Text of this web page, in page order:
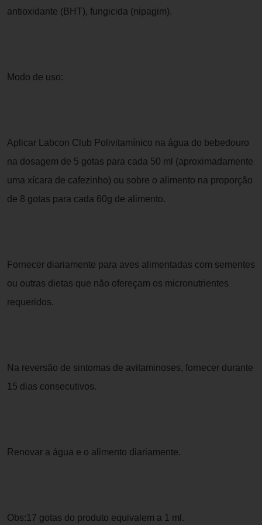
antioxidante (BHT), fungicida (nipagim).
Modo de uso:
Aplicar Labcon Club Polivitamínico na água do bebedouro
na dosagem de 5 gotas para cada 50 ml (aproximadamente
uma xícara de cafezinho) ou sobre o alimento na proporção
de 8 gotas para cada 60g de alimento.
Fornecer diariamente para aves alimentadas com sementes
ou outras dietas que não ofereçam os micronutrientes
requeridos.
Na reversão de sintomas de avitaminoses, fornecer durante
15 dias consecutivos.
Renovar a água e o alimento diariamente.
Obs:17 gotas do produto equivalem a 1 ml.